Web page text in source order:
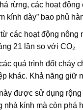
rừng, các hoạt
kính dày” bao phủ
các hoạt động
21 lần so với CO₂
quá trình đốt cháy
khác. Khả năng giữ
được sử dụng
nhà kính mà còn